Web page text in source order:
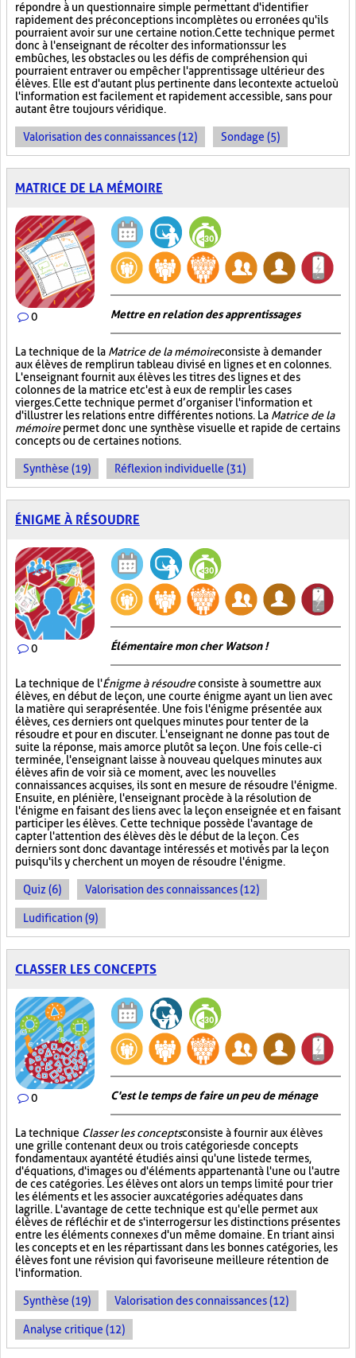
répondre à un questionnaire simple permettant d'identifier
rapidement des préconceptions incomplètes ou erronées qu'ils
pourraient avoir sur une certaine notion. Cette technique permet
donc à l'enseignant de récolter des informations sur les
embûches, les obstacles ou les défis de compréhension qui
pourraient entraver ou empêcher l'apprentissage ultérieur des
élèves. Elle est d'autant plus pertinente dans le contexte actuel où
l'information est facilement et rapidement accessible, sans pour
autant être toujours véridique.
Valorisation des connaissances (12) Sondage (5)
MATRICE DE LA MÉMOIRE
0 Mettre en relation des apprentissages
La technique de la Matrice de la mémoireconsiste à demander
aux élèves de remplir un tableau divisé en lignes et en colonnes.
L'enseignant fournit aux élèves les titres des lignes et des
colonnes de la matrice et c'est à eux de remplir les cases
vierges. Cette technique permet d’organiser l'information et
d'illustrer les relations entre différentes notions. La Matrice de la
mémoirepermet donc une synthèse visuelle et rapide de certains
concepts ou de certaines notions.
Synthèse (19) Réflexion individuelle (31)
ÉNIGME À RÉSOUDRE
0 Élémentaire mon cher Watson !
La technique de l'Énigme à résoudreconsiste à soumettre aux
élèves, en début de leçon, une courte énigme ayant un lien avec
la matière qui sera présentée. Une fois l'énigme présentée aux
élèves, ces derniers ont quelques minutes pour tenter de la
résoudre et pour en discuter. L'enseignant ne donne pas tout de
suite la réponse, mais amorce plutôt sa leçon. Une fois celle-ci
terminée, l'enseignant laisse à nouveau quelques minutes aux
élèves afin de voir si à ce moment, avec les nouvelles
connaissances acquises, ils sont en mesure de résoudre l'énigme.
Ensuite, en plénière, l'enseignant procède à la résolution de
l'énigme en faisant des liens avec la leçon enseignée et en faisant
participer les élèves. Cette technique possède l'avantage de
capter l'attention des élèves dès le début de la leçon. Ces
derniers sont donc davantage intéressés et motivés par la leçon
puisqu'ils y cherchent un moyen de résoudre l'énigme.
Quiz (6) Valorisation des connaissances (12)
Ludification (9)
CLASSER LES CONCEPTS
0 C'est le temps de faire un peu de ménage
La technique Classer les conceptsconsiste à fournir aux élèves
une grille contenant deux ou trois catégories de concepts
fondamentaux ayant été étudiés ainsi qu'une liste de termes,
d'équations, d'images ou d'éléments appartenant à l'une ou l'autre
de ces catégories. Les élèves ont alors un temps limité pour trier
les éléments et les associer aux catégories adéquates dans
la grille. L'avantage de cette technique est qu'elle permet aux
élèves de réfléchir et de s'interroger sur les distinctions présentes
entre les éléments connexes d'un même domaine. En triant ainsi
les concepts et en les répartissant dans les bonnes catégories, les
élèves font une révision qui favorise une meilleure rétention de
l'information.
Synthèse (19) Valorisation des connaissances (12)
Analyse critique (12)